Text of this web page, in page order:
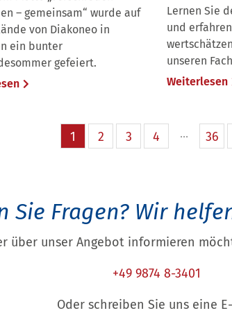
– gemeinsam“ wurde auf
von Diakoneo in
ein bunter
gefeiert.
Lernen Sie
und
unseren
Weiterlesen
1 2 3 4 36
Sie Fragen?Wir
über unser Angebot informieren
+49 9874 8-3401
Oder schreiben Sie uns eine